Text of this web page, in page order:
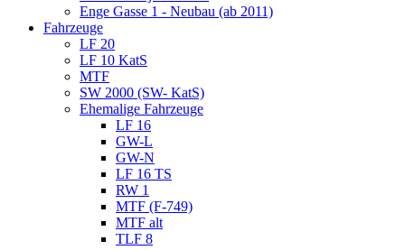
Enge Gasse 1 - Neubau (ab 2011)
Fahrzeuge
LF 20
LF 10 KatS
MTF
SW 2000 (SW- KatS)
Ehemalige Fahrzeuge
LF 16
GW-L
GW-N
LF 16 TS
RW 1
MTF (F-749)
MTF alt
TLF 8